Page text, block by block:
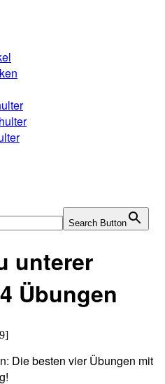
Search Button
unterer
Übungen
]
Die besten vier Übungen mit